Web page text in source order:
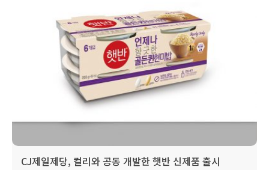
CJ제일제당, 컬리와 공동 개발한 햇반 신제품 출시